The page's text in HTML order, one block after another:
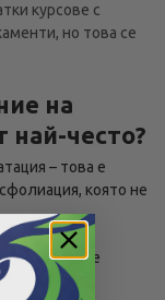
курсове с
но това се
на
най-често?
– това е
която не
– домашните
са